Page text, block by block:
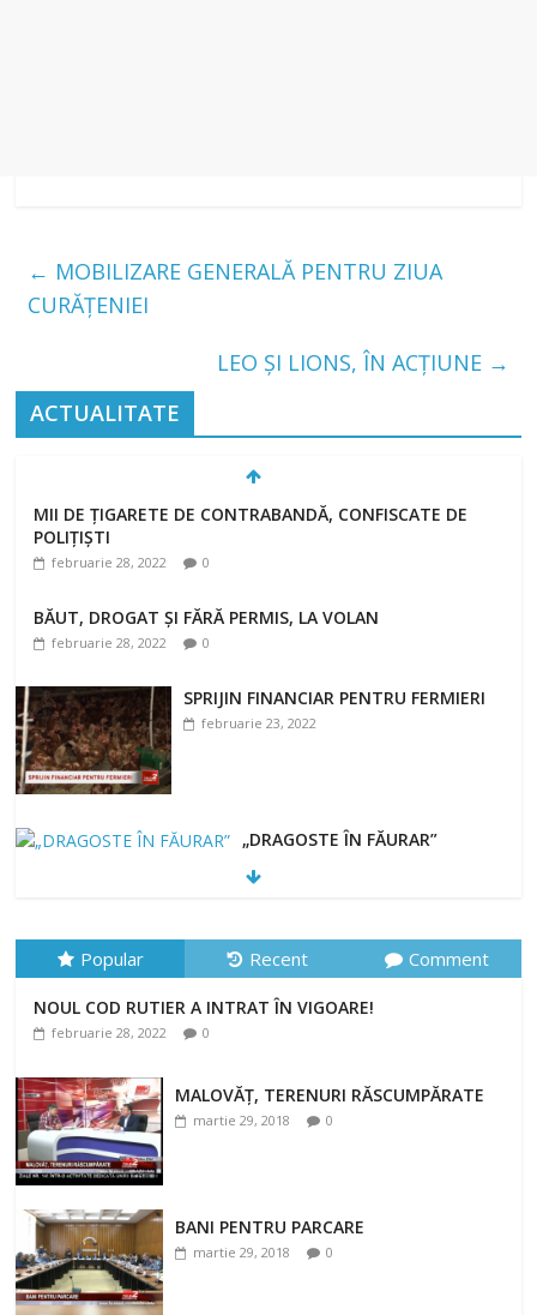
← MOBILIZARE GENERALĂ PENTRU ZIUA
CURĂȚENIEI
LEO ȘI LIONS, ÎN ACȚIUNE →
ACTUALITATE
MII DE ȚIGARETE DE CONTRABANDĂ, CONFISCATE DE
POLIȚIȘTI
februarie 28, 2022 0
BĂUT, DROGAT ȘI FĂRĂ PERMIS, LA VOLAN
februarie 28, 2022 0
SPRIJIN FINANCIAR PENTRU FERMIERI
februarie 23, 2022
„DRAGOSTE ÎN FĂURAR”
februarie 28, 2022 0
Popular Recent Comment
NOUL COD RUTIER A INTRAT ÎN VIGOARE!
februarie 28, 2022 0
MALOVĂȚ, TERENURI RĂSCUMPĂRATE
martie 29, 2018 0
BANI PENTRU PARCARE
martie 29, 2018 0